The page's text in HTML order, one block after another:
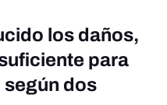
los daños,
para
según dos